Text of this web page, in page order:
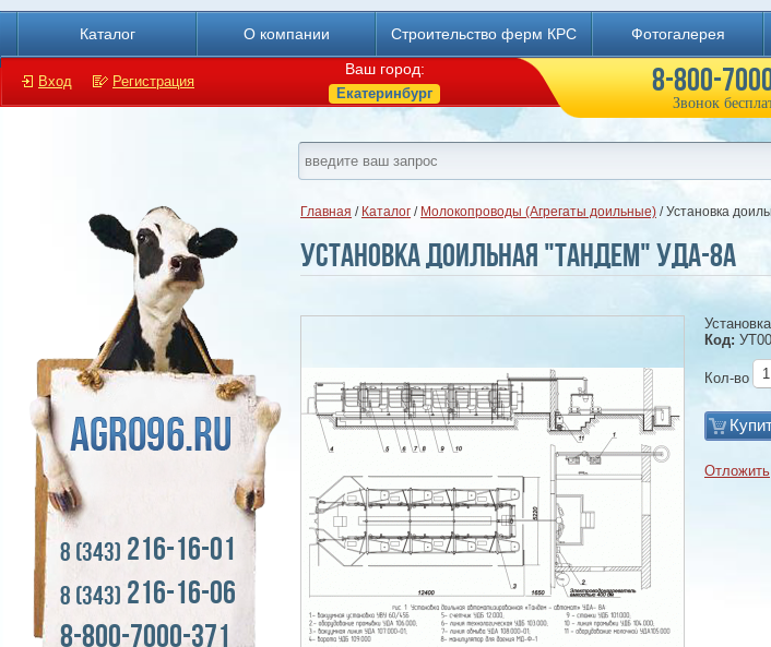
Каталог О компании Строительство ферм КРС Фотогалерея
Вход Регистрация
Ваш город:
Екатеринбург 8-800-
Звонок
8 (343) 216-16-01
8 (343) 216-16-06
8-800-7000-371
Главная / Каталог / Молокопроводы (Агрегаты доильные) / Установка
Установка доильная "Тандем" УДА-8А
Код:
Кол-во
Отложить